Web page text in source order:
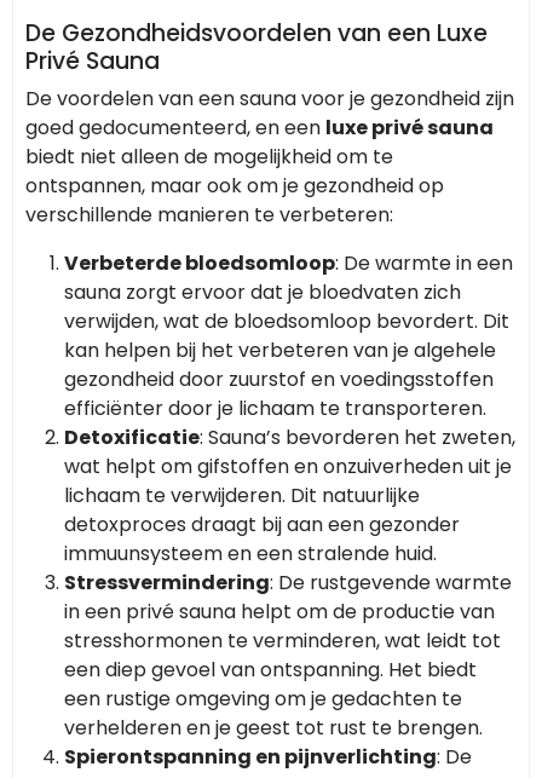
De Gezondheidsvoordelen van een Luxe
Privé Sauna
De voordelen van een sauna voor je gezondheid zijn
goed gedocumenteerd, en een luxe privé sauna
biedt niet alleen de mogelijkheid om te
ontspannen, maar ook om je gezondheid op
verschillende manieren te verbeteren:
Verbeterde bloedsomloop: De warmte in een
sauna zorgt ervoor dat je bloedvaten zich
verwijden, wat de bloedsomloop bevordert. Dit
kan helpen bij het verbeteren van je algehele
gezondheid door zuurstof en voedingsstoffen
efficiënter door je lichaam te transporteren.
Detoxificatie: Sauna’s bevorderen het zweten,
wat helpt om gifstoffen en onzuiverheden uit je
lichaam te verwijderen. Dit natuurlijke
detoxproces draagt bij aan een gezonder
immuunsysteem en een stralende huid.
Stressvermindering: De rustgevende warmte
in een privé sauna helpt om de productie van
stresshormonen te verminderen, wat leidt tot
een diep gevoel van ontspanning. Het biedt
een rustige omgeving om je gedachten te
verhelderen en je geest tot rust te brengen.
Spierontspanning en pijnverlichting: De